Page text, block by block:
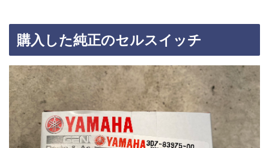
購入した純正のセルスイッチ